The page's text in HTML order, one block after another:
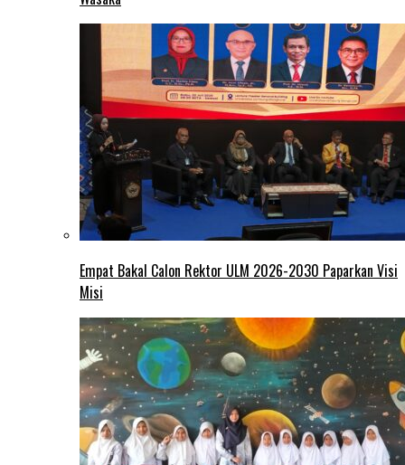
Empat Bakal Calon Rektor ULM 2026-2030 Paparkan Visi
Misi